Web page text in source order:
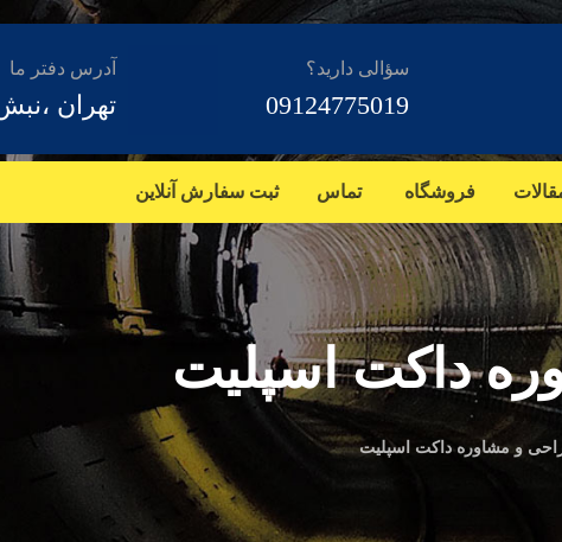
آدرس دفتر ما
تهران
سؤالی دارید؟
09124775019
فروشگاه تماس ثبت سفارش آنلاین
داکت اسپلیت
و مشاوره داکت اسپلیت